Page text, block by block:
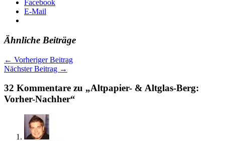
Facebook
E-Mail
Ähnliche Beiträge
← Vorheriger Beitrag
Nächster Beitrag →
32 Kommentare zu „Altpapier- & Altglas-Berg:
Vorher-Nachher“